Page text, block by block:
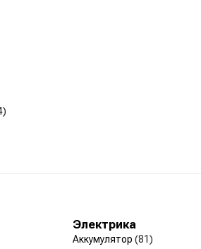
Электрика
Аккумулятор (81)